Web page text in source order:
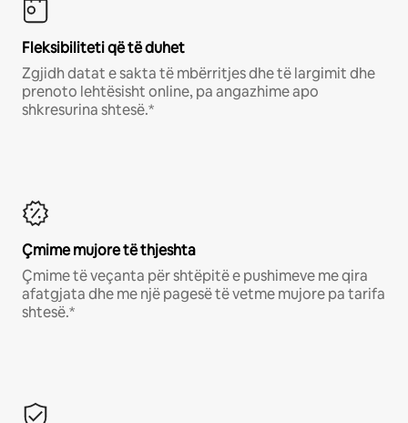
Fleksibiliteti që të duhet
Zgjidh datat e sakta të mbërritjes dhe të largimit dhe
prenoto lehtësisht online, pa angazhime apo
shkresurina shtesë.*
Çmime mujore të thjeshta
Çmime të veçanta për shtëpitë e pushimeve me qira
afatgjata dhe me një pagesë të vetme mujore pa tarifa
shtesë.*